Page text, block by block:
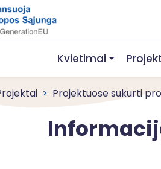
Kvietimai
Projektuose sukurti